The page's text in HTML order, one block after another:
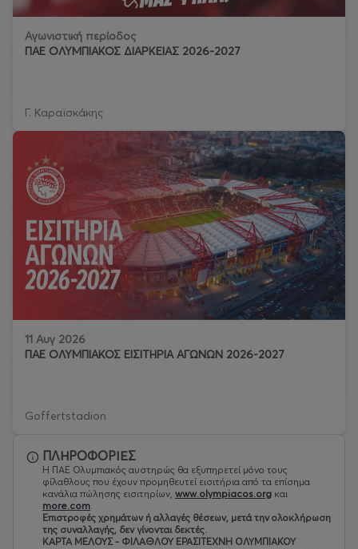
Αγωνιστική περίοδος
ΠΑΕ ΟΛΥΜΠΙΑΚΟΣ ΔΙΑΡΚΕΙΑΣ 2026-2027
Γ. Καραϊσκάκης
11 Αυγ 2026
ΠΑΕ ΟΛΥΜΠΙΑΚΟΣ ΕΙΣΙΤΗΡΙΑ ΑΓΩΝΩΝ 2026-2027
Goffertstadion
ΠΛΗΡΟΦΟΡΙΕΣ
Η ΠΑΕ Ολυμπιακός αυστηρώς θα εξυπηρετεί μόνο τους
φίλαθλους που έχουν προμηθευτεί εισιτήρια από τα επίσημα
κανάλια πώλησης εισιτηρίων, www.olympiacos.org και
more.com.
Eπιστροφές χρημάτων ή αλλαγές θέσεων, μετά την ολοκλήρωση
της συναλλαγής, δεν γίνονται δεκτές.
ΚΑΡΤΑ ΜΕΛΟΥΣ - ΦΙΛΑΘΛΟΥ ΕΡΑΣΙΤΕΧΝΗ ΟΛΥΜΠΙΑΚΟΥ